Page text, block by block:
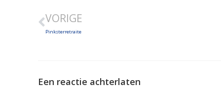
SHARE
VORIGE
Pinksterretraite
Een reactie achterlaten